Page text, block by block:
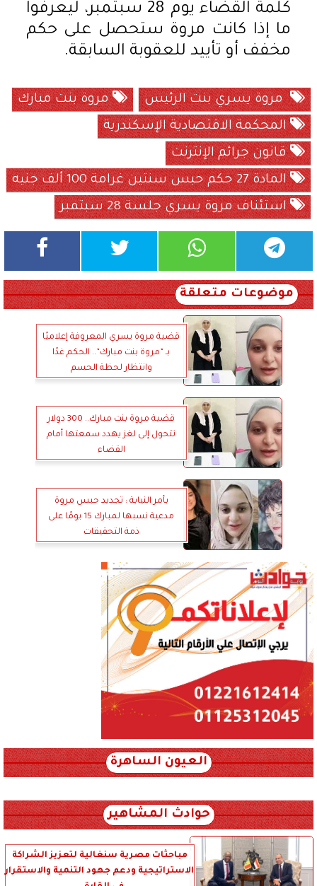
كلمة القضاء يوم 28 سبتمبر، ليعرفوا
ما إذا كانت مروة ستحصل على حكم
مخفف أو تأييد للعقوبة السابقة.
مروة يسري بنت الرئيس
مروة بنت مبارك
المحكمة الاقتصادية الإسكندرية
قانون جرائم الإنترنت
المادة 27 حكم حبس سنتين غرامة 100 ألف جنيه
استئناف مروة يسري جلسة 28 سبتمبر
موضوعات متعلقة
قضية مروة يسري المعروفة إعلاميًا
بـ ”مروة بنت مبارك”.. الحكم غدًا
وانتظار لحظة الحسم
قضية مروة بنت مبارك.. 300 دولار
تتحول إلى لغز يهدد سمعتها أمام
القضاء
بأمر النيابة : تجديد حبس مروة
مدعية نسبها لمبارك 15 يومًا على
ذمة التحقيقات
العيون الساهرة
حوادث المشاهير
مباحثات مصرية سنغالية لتعزيز الشراكة
الاستراتيجية ودعم جهود التنمية والاستقرار